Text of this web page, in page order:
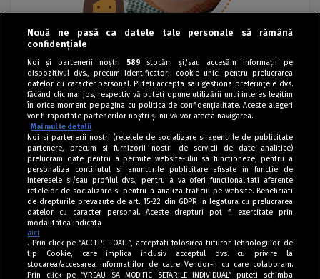
Nouă ne pasă ca datele tale personale să rămână
confidențiale
Noi și partenerii noștri 589 stocăm și/sau accesăm informații pe
dispozitivul dvs., precum identificatorii cookie unici pentru prelucrarea
datelor cu caracter personal. Puteți accepta sau gestiona preferințele dvs.
făcând clic mai jos, respectiv vă puteți opune utilizării unui interes legitim
în orice moment pe pagina cu politica de confidențialitate. Aceste alegeri
vor fi raportate partenerilor noștri și nu vă vor afecta navigarea.
Mai multe detalii
Noi si partenerii nostri (retelele de socializare si agentiile de publicitate
partenere, precum si furnizorii nostri de servicii de date analitice)
prelucram date pentru a permite website-ului sa functioneze, pentru a
personaliza continutul si anunturile publicitare afisate in functie de
interesele si/sau profilul dvs., pentru a va oferi functionalitati aferente
retelelor de socializare si pentru a analiza traficul pe website. Beneficiati
de drepturile prevazute de art. 15-22 din GDPR in legatura cu prelucrarea
datelor cu caracter personal. Aceste drepturi pot fi exercitate prin
modalitatea indicata
aici
. Prin click pe “ACCEPT TOATE”, acceptati folosirea tuturor Tehnologiilor de
tip Cookie, care implica inclusiv acceptul dvs. cu privire la
stocarea/accesarea informatiilor de catre Vendor-ii cu care colaboram.
Prin click pe “VREAU SA MODIFIC SETARILE INDIVIDUAL” puteti schimba